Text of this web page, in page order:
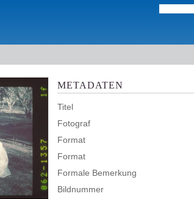
METADATEN
Titel
Fotograf
Format
Format
Formale Bemerkung
Bildnummer